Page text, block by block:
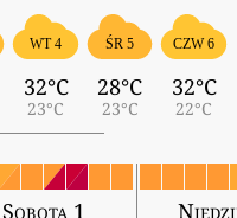
WT 4
32°C
23°C
ŚR 5
28°C
23°C
CZW 6
32°C
22°C
Sobota 1